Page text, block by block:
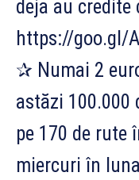
deja au credite
https://goo.gl/
✰ Numai 2
astăzi 100.000
pe 170 de rute
miercuri în